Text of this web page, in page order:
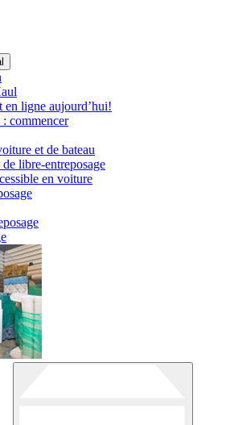
en ligne aujourd’hui!
commencer
et de bateau
libre-entreposage
en voiture